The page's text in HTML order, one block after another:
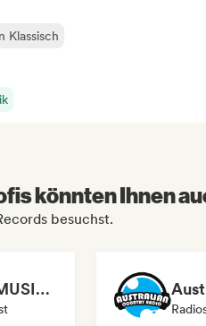
Klassisch
könnten Ihnen
besuchst.
RADIO CAVIAR MUSICAL